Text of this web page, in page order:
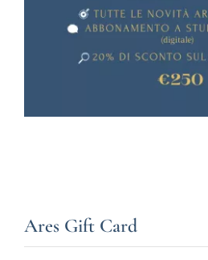
Ares Gift Card